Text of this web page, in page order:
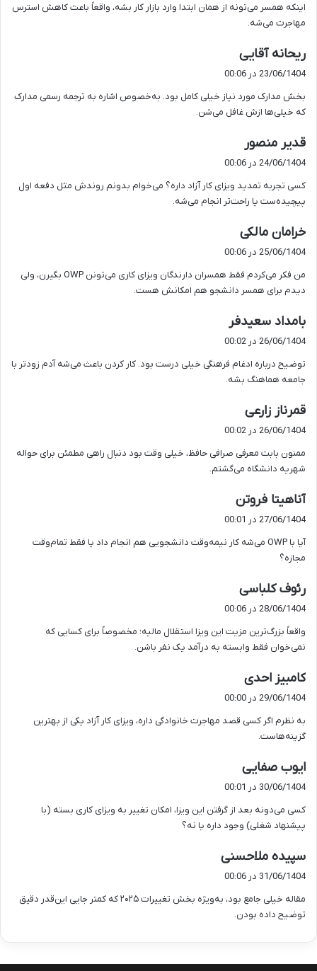
:
اینکه همسر می‌تونه از همان ابتدا وارد بازار کار بشه، واقعاً باعث کاهش استرس
مهاجرت می‌شه.
ریحانه آقایی
ف
:
23/06/1404 در 00:06
بخش مدارک مورد نیاز خیلی کامل بود. به‌خصوص اشاره به ترجمه رسمی مدارک
که خیلی‌ها ازش غافل می‌شن.
قدیر منصور
ف
:
24/06/1404 در 00:06
کسی تجربه تمدید ویزای کار آزاد داره؟ می‌خوام بدونم روندش مثل دفعه اول
پیچیده‌ست یا راحت‌تر انجام می‌شه.
خرامان مالکی
ف
:
25/06/1404 در 00:06
من فکر می‌کردم فقط همسران دارندگان ویزای کاری می‌تونن OWP بگیرن، ولی
دیدم برای همسر دانشجو هم امکانش هست.
بامداد سعیدفر
ف
:
26/06/1404 در 00:02
توضیح درباره ادغام فرهنگی خیلی درست بود. کار کردن باعث می‌شه آدم زودتر با
جامعه هماهنگ بشه.
قمرناز زارعی
ف
:
26/06/1404 در 00:02
ممنون بابت معرفی صرافی حافظ، خیلی وقت بود دنبال راهی مطمئن برای حواله
شهریه دانشگاه می‌گشتم.
آناهیتا فروتن
ف
:
27/06/1404 در 00:01
آیا با OWP می‌شه کار نیمه‌وقت دانشجویی هم انجام داد یا فقط تمام‌وقت
مجازه؟
رئوف کلباسی
ف
:
28/06/1404 در 00:06
واقعاً بزرگ‌ترین مزیت این ویزا استقلال مالیه؛ مخصوصاً برای کسایی که
نمی‌خوان فقط وابسته به درآمد یک نفر باشن.
کامبیز احدی
ف
:
29/06/1404 در 00:00
به نظرم اگر کسی قصد مهاجرت خانوادگی داره، ویزای کار آزاد یکی از بهترین
گزینه‌هاست.
ایوب صفایی
ف
:
30/06/1404 در 00:01
کسی می‌دونه بعد از گرفتن این ویزا، امکان تغییر به ویزای کاری بسته (با
پیشنهاد شغلی) وجود داره یا نه؟
سپیده ملاحسنی
:
31/06/1404 در 00:06
مقاله خیلی جامع بود، به‌ویژه بخش تغییرات ۲۰۲۵ که کمتر جایی این‌قدر دقیق
توضیح داده بودن.